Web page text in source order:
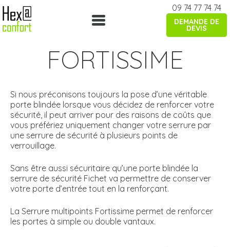
Skip
to
content
09 74 77 74 74
DEMANDE DE
DEVIS
FORTISSIME
Si nous préconisons toujours la pose d’une véritable
porte blindée lorsque vous décidez de renforcer votre
sécurité, il peut arriver pour des raisons de coûts que
vous préfériez uniquement changer votre serrure par
une serrure de sécurité à plusieurs points de
verrouillage.
Sans être aussi sécuritaire qu’une porte blindée la
serrure de sécurité Fichet va permettre de conserver
votre porte d’entrée tout en la renforçant.
La Serrure multipoints Fortissime permet de renforcer
les portes à simple ou double vantaux.